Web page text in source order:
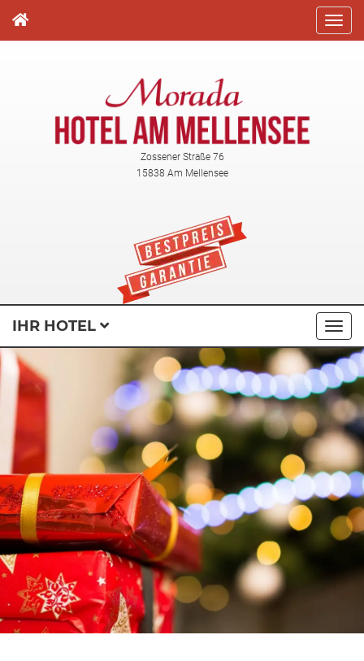
zum
Inhalt
Zossener Straße 76
15838 Am Mellensee
IHR HOTEL